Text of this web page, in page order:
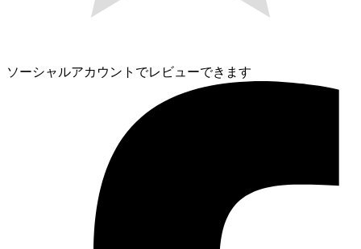
ソーシャルアカウントでレビューできます